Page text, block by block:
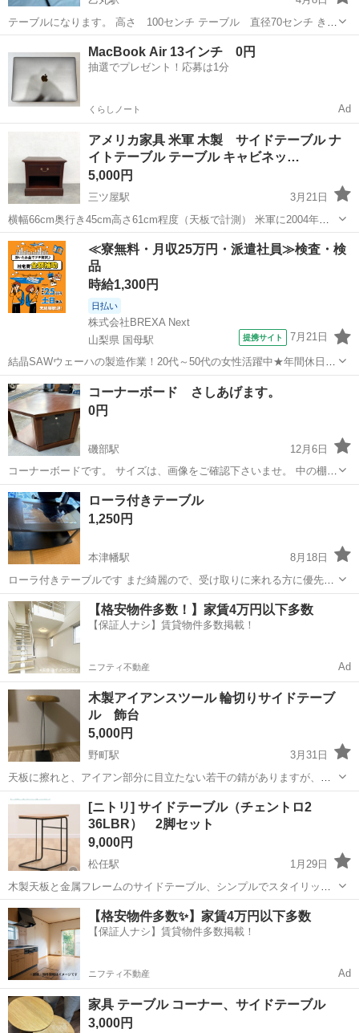
テーブルになります。 高さ 100センチ テーブル 直径70センチ きれ
いですが、表面や、裏側、足回りにキズや汚れがあります。中古品の
ため、ご了承願います。 よろしくお願いします。 配送は有料になりま
すのでご相談下さい。
テーブル 有料
MacBook Air 13インチ 0円
抽選でプレゼント！応募は1分
くらしノート Ad
アメリカ家具 米軍 木製 サイドテーブル ナ
イトテーブル テーブル キャビネッ…
5,000円
三ツ屋駅
3月21日
横幅66cm奥行き45cm高さ61cm程度（天板で計測） 米軍に2004年に
納入されたと思われるサイドテーブルです 店舗で使用する予定でした
が中古美品を購入後未使用です、小傷も少なく状態は良好です
石川 金沢市 三ツ屋駅 テーブル 米軍
≪寮無料・月収25万円・派遣社員≫検査・検
品
時給1,300円
日払い
株式会社BREXA Next
山梨県 国母駅
提携サイト 7月21日
結晶SAWウェーハの製造作業！20代～50代の女性活躍中★年間休日
120日＆土日祝休み！クリーンルーム内でのお仕事！日払い制度利用可
◎正社員登用制度あり！マイカー通勤可！《山梨県中巨摩郡昭和町》
人気の工場のお仕事 ◇結晶...
山梨 国母駅 その他
コーナーボード さしあげます。
0円
磯部駅
12月6日
コーナーボードです。 サイズは、画像をご確認下さいませ。 中の棚板
がございません。 ただいま、探しています。 受け渡し場所は 諸江の
マンボウでお願いします。
石川 金沢市 磯部駅 テーブル
ローラ付きテーブル
1,250円
本津幡駅
8月18日
ローラ付きテーブルです まだ綺麗ので、受け取りに来れる方に優先し
ます 他の相談も可能ですので、よろしくお願いします
石川 河北郡 本津幡駅 テーブル ローラ
【格安物件多数！】家賃4万円以下多数
【保証人ナシ】賃貸物件多数掲載！
ニフティ不動産 Ad
木製アイアンスツール 輪切りサイドテーブ
ル 飾台
5,000円
野町駅
3月31日
天板に擦れと、アイアン部分に目立たない若干の錆がありますが、総
じて美品です。 他にない美しくユニークな作品です。 木材 油性ウレ
す。 #アイアン家...
石川 野町駅 テーブル アイアン
[ニトリ] サイドテーブル（チェントロ2
36LBR） 2脚セット
9,000円
松任駅
1月29日
木製天板と金属フレームのサイドテーブル、シンプルでスタイリッシ
ュなデザイン。 ソファーサイドに置いて、パソコンが使えるちょうど
良いサイズです。 サイドテーブル - タイプ: サイドテーブル - 色: ブラ
ウン - サイズ:...
石川 白山市 松任駅 テーブル サイドテーブル
【格安物件多数✨】家賃4万円以下多数
【保証人ナシ】賃貸物件多数掲載！
ニフティ不動産 Ad
家具 テーブル コーナー、サイドテーブル
3,000円